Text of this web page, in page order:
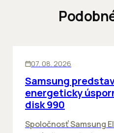
07. 08. 2026
Samsung
energeticky
disk 990
Spoločnosť Samsung